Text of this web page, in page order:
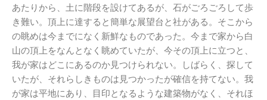
あたりから、土に階段を設けてあるが、石がごろごろして歩
き難い。頂上に達すると簡単な展望台と社がある。そこから
の眺めは今までになく新鮮なものであった。今まで家から白
山の頂上をなんとなく眺めていたが、今その頂上に立つと、
我が家はどこにあるのか見つけられない。しばらく、探して
いたが、それらしきものは見つかったが確信を持てない。我
が家は平地にあり、目印となるような建築物がなく、それほ